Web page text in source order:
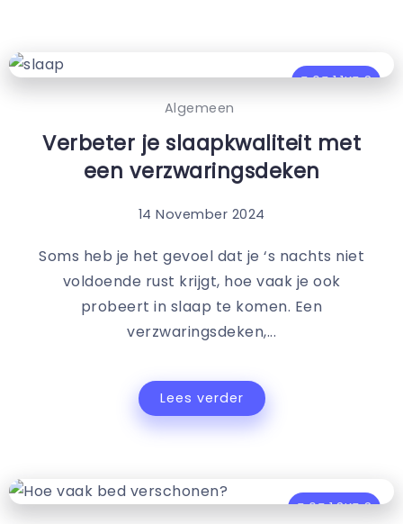
0 1.1K
3
Algemeen
Verbeter je slaapkwaliteit met
een verzwaringsdeken
14 November 2024
Soms heb je het gevoel dat je ‘s nachts niet
voldoende rust krijgt, hoe vaak je ook
probeert in slaap te komen. Een
verzwaringsdeken,...
Lees verder
0 1.3K
3